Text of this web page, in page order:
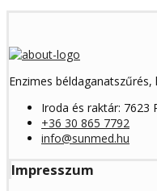
Enzimes
Iroda és raktár: 7623
+36 30 865 7792
info@sunmed.hu
Impresszum